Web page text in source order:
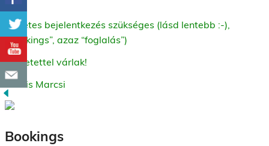
Előzetes bejelentkezés szükséges (lásd lentebb :-),
“Bookings”, azaz “foglalás”)
Szeretettel várlak!
Kocsis Marcsi
Bookings